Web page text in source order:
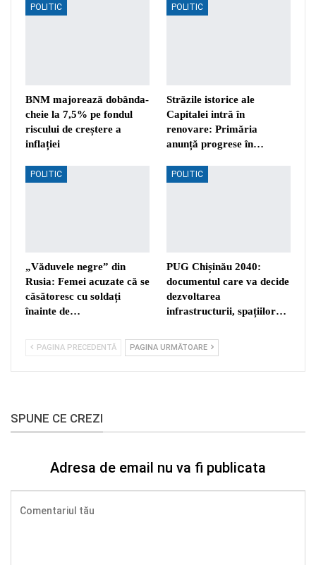
POLITIC
BNM majorează dobânda-
cheie la 7,5% pe fondul
riscului de creștere a
inflației
POLITIC
Străzile istorice ale
Capitalei intră în
renovare: Primăria
anunță progrese în…
POLITIC
„Văduvele negre” din
Rusia: Femei acuzate că se
căsătoresc cu soldați
înainte de…
POLITIC
PUG Chișinău 2040:
documentul care va decide
dezvoltarea
infrastructurii, spațiilor…
PAGINA PRECEDENTĂ PAGINA URMĂTOARE
SPUNE CE CREZI
Adresa de email nu va fi publicata